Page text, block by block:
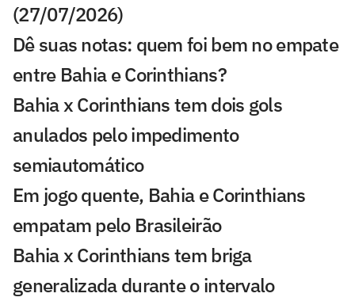
(27/07/2026)
Dê suas notas: quem foi bem no empate
entre Bahia e Corinthians?
Bahia x Corinthians tem dois gols
anulados pelo impedimento
semiautomático
Em jogo quente, Bahia e Corinthians
empatam pelo Brasileirão
Bahia x Corinthians tem briga
generalizada durante o intervalo